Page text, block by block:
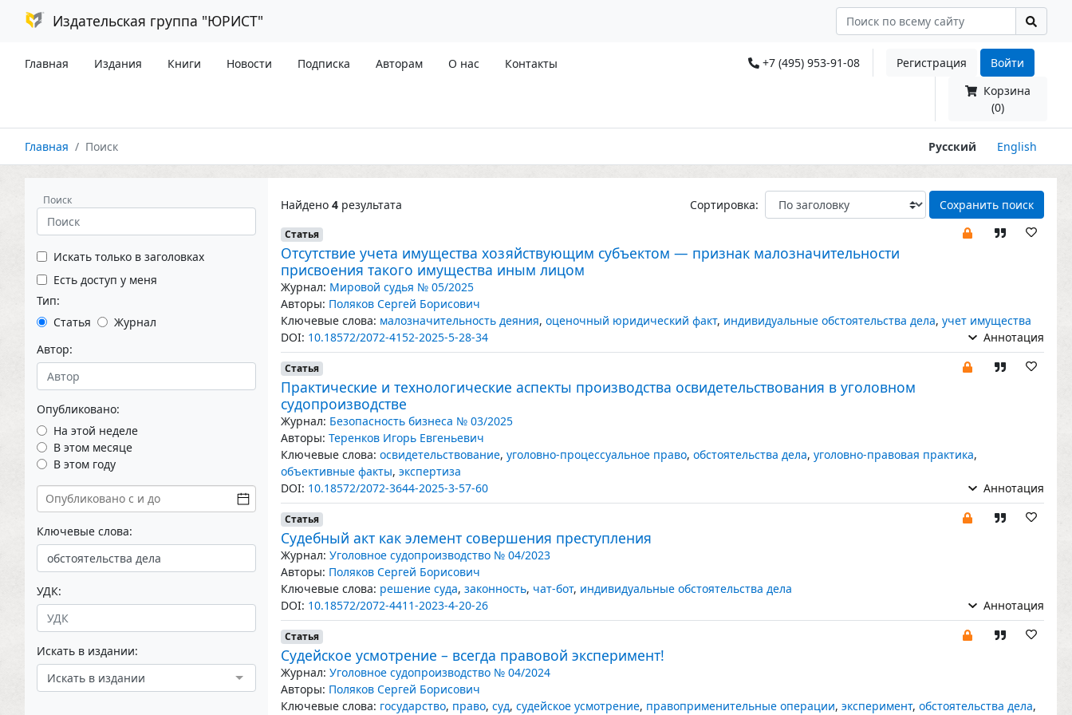
Издательская группа "ЮРИСТ"
Главная Издания Книги Новости Подписка Авторам О нас Контакты +7 (495) 953-91-08 Регистрация
Войти
Корзина
(0)
Главная Поиск Русский English
Поиск
Искать только в заголовках
Есть доступ у меня
Тип:
Статья
Журнал
Автор:
Опубликовано:
На этой неделе
В этом месяце
В этом году
Ключевые слова:
УДК:
Искать в издании:
Искать в издании
Найдено 4 результата Сортировка: Сохранить поиск
Статья
Отсутствие учета имущества хозяйствующим субъектом — признак малозначительности
присвоения такого имущества иным лицом
Журнал: Мировой судья № 05/2025
Авторы: Поляков Сергей Борисович
Ключевые слова: малозначительность деяния, оценочный юридический факт, индивидуальные обстоятельства дела, учет имущества
DOI: 10.18572/2072-4152-2025-5-28-34 Аннотация
Статья
Практические и технологические аспекты производства освидетельствования в уголовном
судопроизводстве
Журнал: Безопасность бизнеса № 03/2025
Авторы: Теренков Игорь Евгеньевич
Ключевые слова: освидетельствование, уголовно-процессуальное право, обстоятельства дела, уголовно-правовая практика,
объективные факты, экспертиза
DOI: 10.18572/2072-3644-2025-3-57-60 Аннотация
Статья
Судебный акт как элемент совершения преступления
Журнал: Уголовное судопроизводство № 04/2023
Авторы: Поляков Сергей Борисович
Ключевые слова: решение суда, законность, чат-бот, индивидуальные обстоятельства дела
DOI: 10.18572/2072-4411-2023-4-20-26 Аннотация
Статья
Судейское усмотрение – всегда правовой эксперимент!
Журнал: Уголовное судопроизводство № 04/2024
Авторы: Поляков Сергей Борисович
Ключевые слова: государство, право, суд, судейское усмотрение, правоприменительные операции, эксперимент, обстоятельства дела,